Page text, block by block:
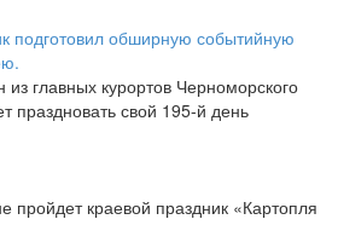
подготовил обширную событийную
из главных курортов Черноморского
праздновать свой 195-й день